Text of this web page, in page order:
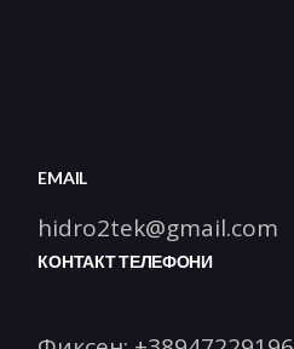
EMAIL
hidro2tek@gmail.com
КОНТАКТ ТЕЛЕФОНИ